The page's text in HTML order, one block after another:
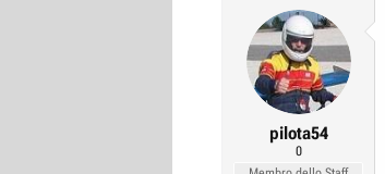
pilota54
0